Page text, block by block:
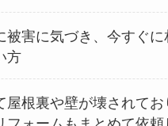
被害に気づき、今すぐに
方
屋根裏や壁が壊されてお